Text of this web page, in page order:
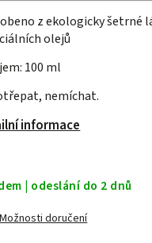
z ekologicky šetrné
olejů
100 ml
nemíchat.
informace
| odeslání do 2 dnů
Možnosti doručení